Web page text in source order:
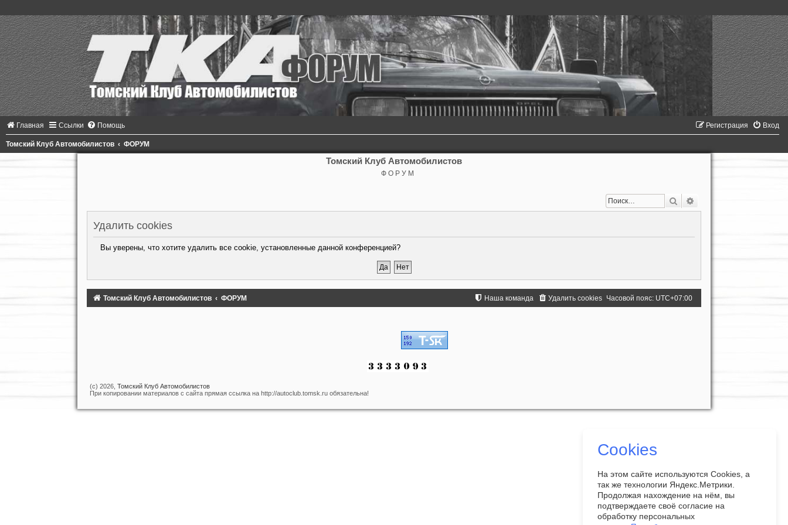
Главная Ссылки Помощь Вход
Регистрация
Томский Клуб Автомобилистов ФОРУМ
Томский Клуб Автомобилистов
Ф О Р У М
Поиск
Удалить cookies
Вы уверены, что хотите удалить все cookie, установленные данной конференцией?
Томский Клуб Автомобилистов ФОРУМ Часовой пояс: UTC+07:00
Удалить cookies
Наша команда
(c) 2026, Томский Клуб Автомобилистов
При копировании материалов с сайта прямая ссылка на http://autoclub.tomsk.ru обязательна!
Cookies
На этом сайте используются Cookies, а
так же технологии Яндекс.Метрики.
Продолжая нахождение на нём, вы
подтверждаете своё согласие на
обработку персональных